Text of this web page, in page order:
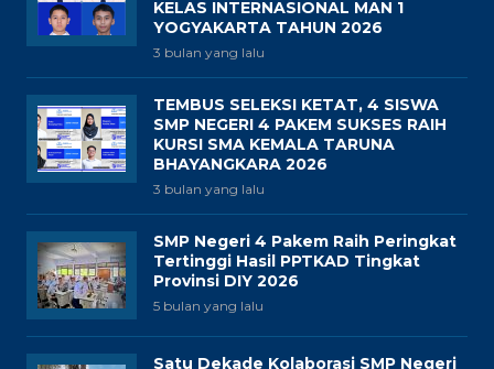
KELAS INTERNASIONAL MAN 1
YOGYAKARTA TAHUN 2026
3 bulan yang lalu
TEMBUS SELEKSI KETAT, 4 SISWA
SMP NEGERI 4 PAKEM SUKSES RAIH
KURSI SMA KEMALA TARUNA
BHAYANGKARA 2026
3 bulan yang lalu
SMP Negeri 4 Pakem Raih Peringkat
Tertinggi Hasil PPTKAD Tingkat
Provinsi DIY 2026
5 bulan yang lalu
Satu Dekade Kolaborasi SMP Negeri